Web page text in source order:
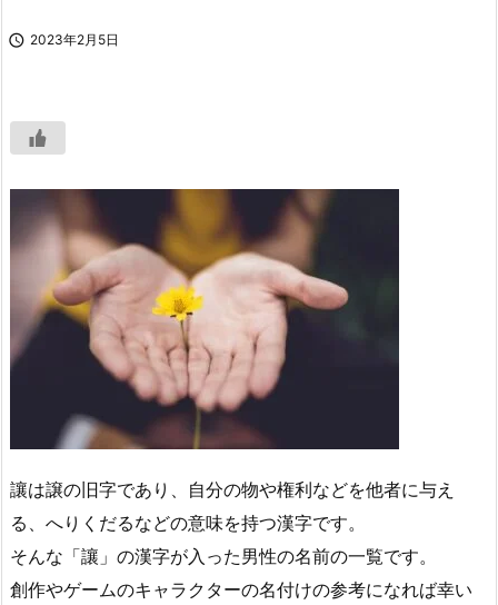
 2023年2月5日
讓は譲の旧字であり、自分の物や権利などを他者に与え
る、へりくだるなどの意味を持つ漢字です。
そんな「讓」の漢字が入った男性の名前の一覧です。
創作やゲームのキャラクターの名付けの参考になれば幸い